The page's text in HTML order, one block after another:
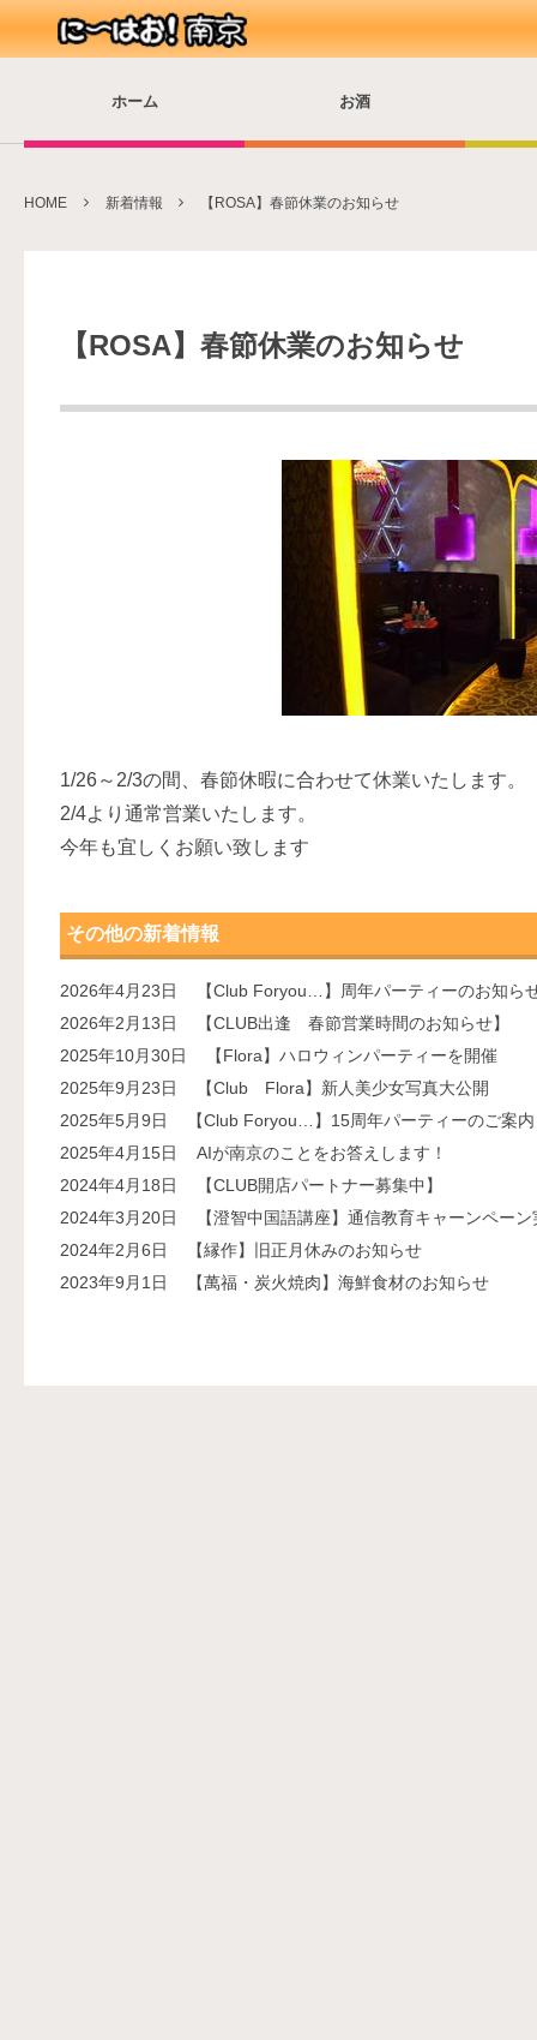
ホーム お酒
HOME 新着情報 【ROSA】春節休業のお知らせ
【ROSA】春節休業のお知らせ
1/26～2/3の間、春節休暇に合わせて休業いたします。
2/4より通常営業いたします。
今年も宜しくお願い致します
その他の新着情報
2026年4月23日
【Club Foryou…】周年パーティーのお知ら
2026年2月13日
【CLUB出逢 春節営業時間のお知らせ】
2025年10月30日
【Flora】ハロウィンパーティーを開催
2025年9月23日
【Club Flora】新人美少女写真大公開
2025年5月9日
【Club Foryou…】15周年パーティーのご案内
2025年4月15日
AIが南京のことをお答えします！
2024年4月18日
【CLUB開店パートナー募集中】
2024年3月20日
【澄智中国語講座】通信教育キャーンペー
2024年2月6日
【縁作】旧正月休みのお知らせ
2023年9月1日
【萬福・炭火焼肉】海鮮食材のお知らせ